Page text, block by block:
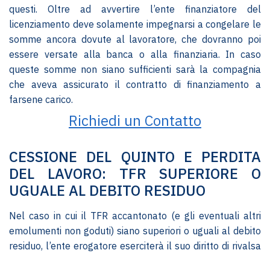
questi. Oltre ad avvertire l’ente finanziatore del
licenziamento deve solamente impegnarsi a congelare le
somme ancora dovute al lavoratore, che dovranno poi
essere versate alla banca o alla finanziaria. In caso
queste somme non siano sufficienti sarà la compagnia
che aveva assicurato il contratto di finanziamento a
farsene carico.
Richiedi un Contatto
CESSIONE DEL QUINTO E PERDITA
DEL LAVORO: TFR SUPERIORE O
UGUALE AL DEBITO RESIDUO
Nel caso in cui il TFR accantonato (e gli eventuali altri
emolumenti non goduti) siano superiori o uguali al debito
residuo, l’ente erogatore eserciterà il suo diritto di rivalsa